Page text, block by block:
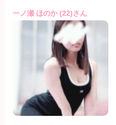
一ノ瀬 ほのか (22)さん